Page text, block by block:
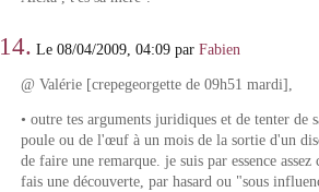
14. Le 08/04/2009, 04:09 parFabien
@ Valérie [crepegeorgette de 09h51 mardi],
• outre tes arguments juridiques et de tenter de
poule ou de l'œuf à un mois de la sortie d'un
de faire une remarque. je suis par essence
fais une découverte, par hasard ou "sous